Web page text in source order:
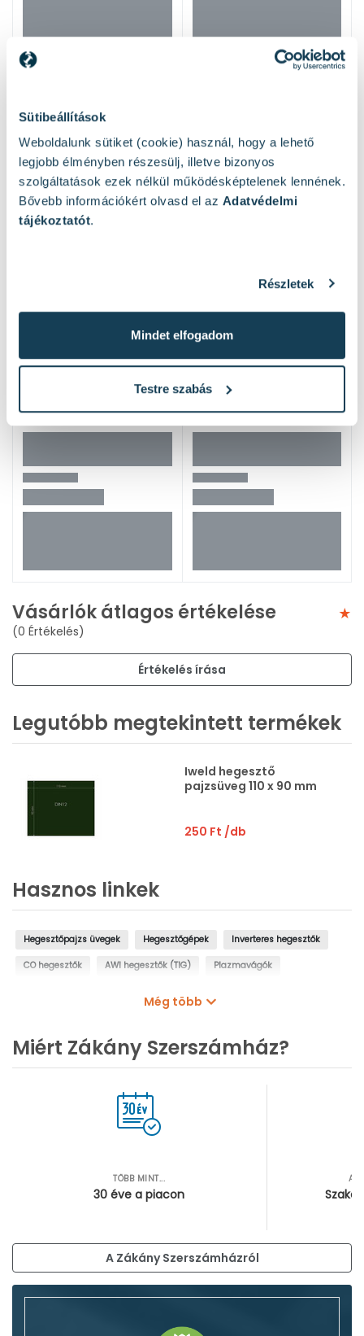
Sütibeállítások
Weboldalunk sütiket (cookie) használ, hogy a lehető
legjobb élményben részesülj, illetve bizonyos
szolgáltatások ezek nélkül működésképtelenek lennének.
Bővebb információkért olvasd el az Adatvédelmi
tájékoztatót.
Részletek
Mindet elfogadom
Testre szabás
Hasonló termékek
Vásárlók átlagos értékelése
(0 Értékelés)
Értékelés írása
Legutóbb megtekintett termékek
Iweld hegesztő
pajzsüveg 110 x 90 mm
250 Ft /db
Hasznos linkek
Hegesztőpajzs üvegek Hegesztőgépek Inverteres hegesztők
CO hegesztők AWI hegesztők (TIG) Plazmavágók
Még több
Miért Zákány Szerszámház?
TÖBB MINT...
30 éve a piacon
A Zákány Szerszámházról